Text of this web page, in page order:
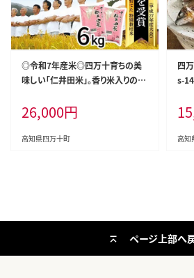
◎令和7年産米◎四万十育ちの美
味しい「仁井田米」。香り米入りのお
2
26,000円
高知県四万十町
四
s-14
高知
ページ上部へ